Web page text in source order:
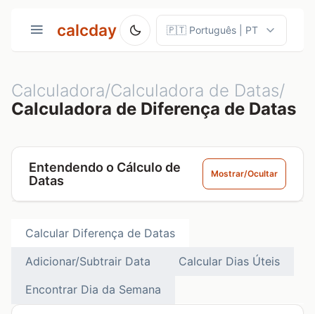
calcday
Calculadora/Calculadora de Datas/
Calculadora de Diferença de Datas
Entendendo o Cálculo de
Datas
Mostrar/Ocultar
Calcular Diferença de Datas
Adicionar/Subtrair Data
Calcular Dias Úteis
Encontrar Dia da Semana